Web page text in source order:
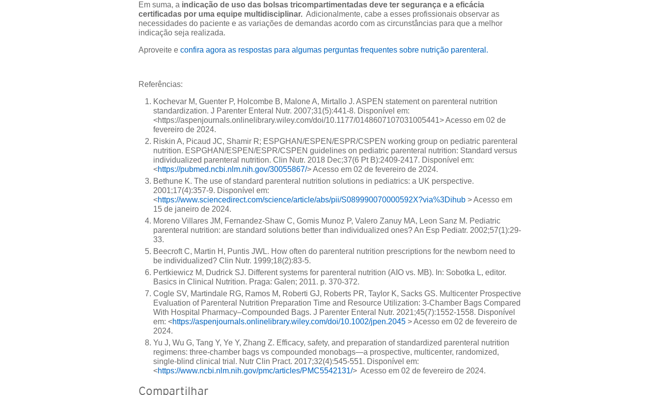
Em suma, a indicação de uso das bolsas tricompartimentadas deve ter segurança e a eficácia
certificadas por uma equipe multidisciplinar. Adicionalmente, cabe a esses profissionais observar as
necessidades do paciente e as variações de demandas acordo com as circunstâncias para que a melhor
indicação seja realizada.
Aproveite e confira agora as respostas para algumas perguntas frequentes sobre nutrição parenteral.
Referências:
Kochevar M, Guenter P, Holcombe B, Malone A, Mirtallo J. ASPEN statement on parenteral nutrition
standardization. J Parenter Enteral Nutr. 2007;31(5):441-8. Disponível em:
<https://aspenjournals.onlinelibrary.wiley.com/doi/10.1177/0148607107031005441> Acesso em 02 de
fevereiro de 2024.
Riskin A, Picaud JC, Shamir R; ESPGHAN/ESPEN/ESPR/CSPEN working group on pediatric parenteral
nutrition. ESPGHAN/ESPEN/ESPR/CSPEN guidelines on pediatric parenteral nutrition: Standard versus
individualized parenteral nutrition. Clin Nutr. 2018 Dec;37(6 Pt B):2409-2417. Disponível em:
<https://pubmed.ncbi.nlm.nih.gov/30055867/> Acesso em 02 de fevereiro de 2024.
Bethune K. The use of standard parenteral nutrition solutions in pediatrics: a UK perspective.
2001;17(4):357-9. Disponível em:
<https://www.sciencedirect.com/science/article/abs/pii/S089990070000592X?via%3Dihub > Acesso em
15 de janeiro de 2024.
Moreno Villares JM, Fernandez-Shaw C, Gomis Munoz P, Valero Zanuy MA, Leon Sanz M. Pediatric
parenteral nutrition: are standard solutions better than individualized ones? An Esp Pediatr. 2002;57(1):29-
33.
Beecroft C, Martin H, Puntis JWL. How often do parenteral nutrition prescriptions for the newborn need to
be individualized? Clin Nutr. 1999;18(2):83-5.
Pertkiewicz M, Dudrick SJ. Different systems for parenteral nutrition (AIO vs. MB). In: Sobotka L, editor.
Basics in Clinical Nutrition. Praga: Galen; 2011. p. 370-372.
Cogle SV, Martindale RG, Ramos M, Roberti GJ, Roberts PR, Taylor K, Sacks GS. Multicenter Prospective
Evaluation of Parenteral Nutrition Preparation Time and Resource Utilization: 3‐Chamber Bags Compared
With Hospital Pharmacy–Compounded Bags. J Parenter Enteral Nutr. 2021;45(7):1552-1558. Disponível
em: <https://aspenjournals.onlinelibrary.wiley.com/doi/10.1002/jpen.2045 > Acesso em 02 de fevereiro de
2024.
Yu J, Wu G, Tang Y, Ye Y, Zhang Z. Efficacy, safety, and preparation of standardized parenteral nutrition
regimens: three‐chamber bags vs compounded monobags—a prospective, multicenter, randomized,
single‐blind clinical trial. Nutr Clin Pract. 2017;32(4):545-551. Disponível em:
<https://www.ncbi.nlm.nih.gov/pmc/articles/PMC5542131/> Acesso em 02 de fevereiro de 2024.
Compartilhar